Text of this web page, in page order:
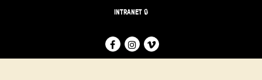
INTRANET 🔒
FACEBOOKINSTAGRAM
VIMEO